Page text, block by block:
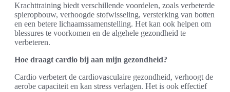
Krachttraining biedt verschillende voordelen, zoals verbeterde
spieropbouw, verhoogde stofwisseling, versterking van botten
en een betere lichaamssamenstelling. Het kan ook helpen om
blessures te voorkomen en de algehele gezondheid te
verbeteren.
Hoe draagt cardio bij aan mijn gezondheid?
Cardio verbetert de cardiovasculaire gezondheid, verhoogt de
aerobe capaciteit en kan stress verlagen. Het is ook effectief